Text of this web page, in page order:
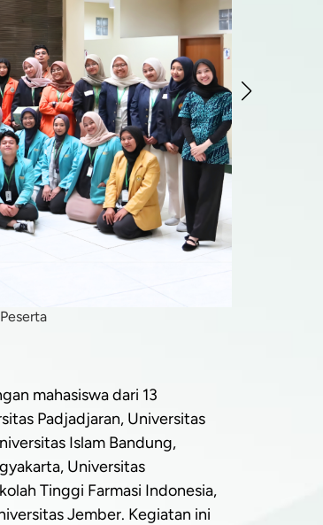
mahasiswa dari 13
Padjadjaran, Universitas
Islam Bandung,
Universitas
Tinggi Farmasi Indonesia,
Jember. Kegiatan ini